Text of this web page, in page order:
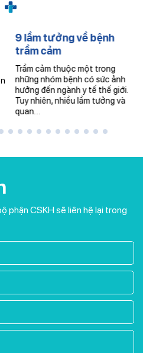
9 lầm tưởng về bệnh
trầm cảm
Trầm cảm thuộc một trong
những nhóm bệnh có sức ảnh
hưởng đến ngành y tế thế giới.
Tuy nhiên, nhiều lầm tưởng và
quan…
phận CSKH sẽ liên hệ lại trong